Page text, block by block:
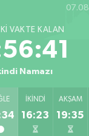
VAKTE KALAN
Namazı
İKINDI
16:23
AKŞAM
19:35